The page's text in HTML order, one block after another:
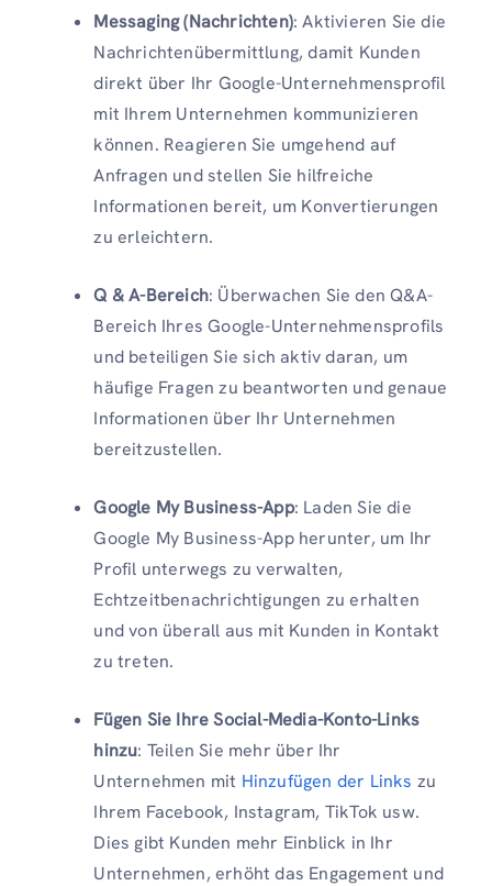
Messaging (Nachrichten): Aktivieren Sie die
Nachrichtenübermittlung, damit Kunden
direkt über Ihr Google-Unternehmensprofil
mit Ihrem Unternehmen kommunizieren
können. Reagieren Sie umgehend auf
Anfragen und stellen Sie hilfreiche
Informationen bereit, um Konvertierungen
zu erleichtern.
Q & A-Bereich: Überwachen Sie den Q&A-
Bereich Ihres Google-Unternehmensprofils
und beteiligen Sie sich aktiv daran, um
häufige Fragen zu beantworten und genaue
Informationen über Ihr Unternehmen
bereitzustellen.
Google My Business-App: Laden Sie die
Google My Business-App herunter, um Ihr
Profil unterwegs zu verwalten,
Echtzeitbenachrichtigungen zu erhalten
und von überall aus mit Kunden in Kontakt
zu treten.
Fügen Sie Ihre Social-Media-Konto-Links
hinzu: Teilen Sie mehr über Ihr
Unternehmen mit Hinzufügen der Links zu
Ihrem Facebook, Instagram, TikTok usw.
Dies gibt Kunden mehr Einblick in Ihr
Unternehmen, erhöht das Engagement und